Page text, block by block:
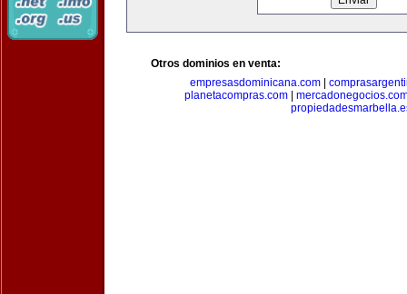
Otros dominios en venta:
empresasdominicana.com|
planetacompras.com